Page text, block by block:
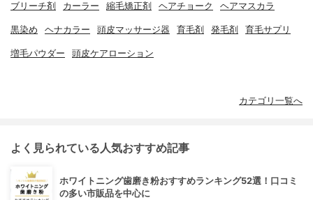
ブリーチ剤 カーラー 縮毛矯正剤 ヘアチョーク ヘアマスカラ
黒染め ヘナカラー 頭皮マッサージ器 育毛剤 発毛剤 育毛サプリ
増毛パウダー 頭皮ケアローション
カテゴリ一覧へ
よく見られている人気おすすめ記事
ホワイトニング歯磨き粉おすすめランキング52選！口コミ
の多い市販品を中心に